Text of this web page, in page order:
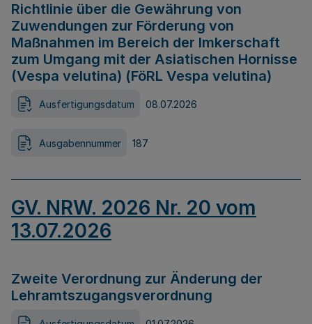
Richtlinie über die Gewährung von
Zuwendungen zur Förderung von
Maßnahmen im Bereich der Imkerschaft
zum Umgang mit der Asiatischen Hornisse
(Vespa velutina) (FöRL Vespa velutina)
Ausfertigungsdatum 08.07.2026
Ausgabennummer 187
GV. NRW. 2026 Nr. 20 vom
13.07.2026
Zweite Verordnung zur Änderung der
Lehramtszugangsverordnung